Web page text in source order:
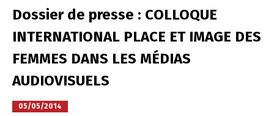
Dossier de presse : COLLOQUE
INTERNATIONAL PLACE ET IMAGE DES
FEMMES DANS LES MÉDIAS
AUDIOVISUELS
05/05/2014